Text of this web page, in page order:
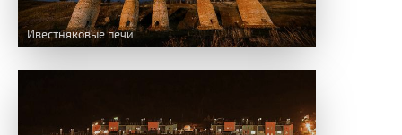
Ивестняковые печи